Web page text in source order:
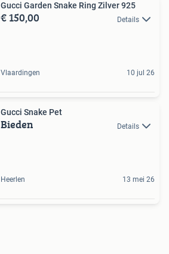
Gucci Garden Snake Ring Zilver 925
€ 150,00 Details
Vlaardingen 10 jul 26
Gucci Snake Pet
Bieden Details
Heerlen 13 mei 26